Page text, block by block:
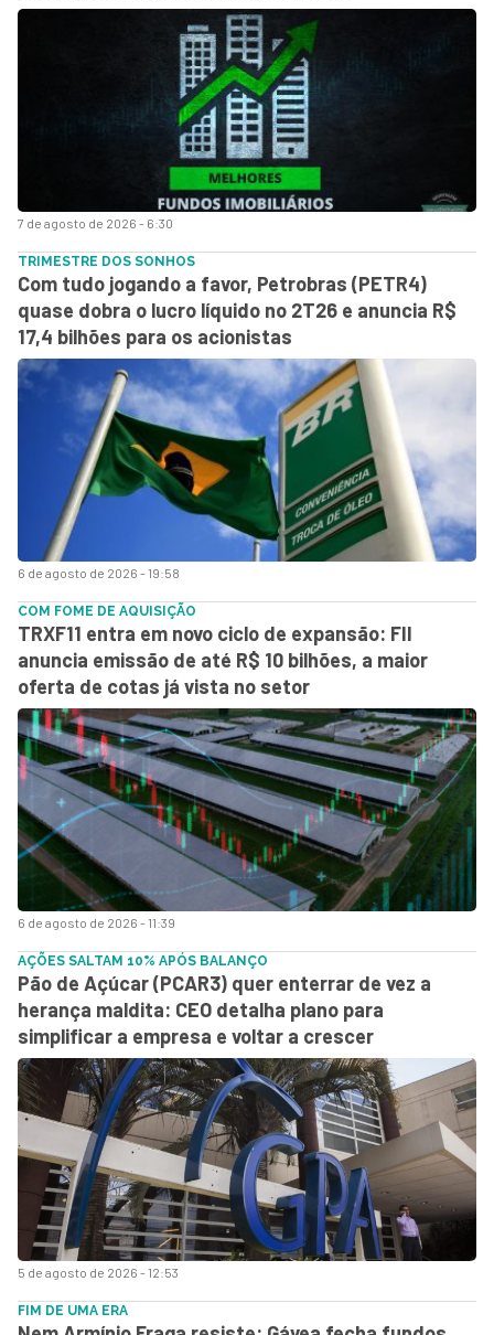
7 de agosto de 2026 - 6:30
6 de agosto de 2026 - 19:58
TRIMESTRE DOS SONHOS
Com tudo jogando a favor, Petrobras (PETR4)
quase dobra o lucro líquido no 2T26 e anuncia R$
17,4 bilhões para os acionistas
6 de agosto de 2026 - 11:39
COM FOME DE AQUISIÇÃO
TRXF11 entra em novo ciclo de expansão: FII
anuncia emissão de até R$ 10 bilhões, a maior
oferta de cotas já vista no setor
5 de agosto de 2026 - 12:53
AÇÕES SALTAM 10% APÓS BALANÇO
Pão de Açúcar (PCAR3) quer enterrar de vez a
herança maldita: CEO detalha plano para
simplificar a empresa e voltar a crescer
FIM DE UMA ERA